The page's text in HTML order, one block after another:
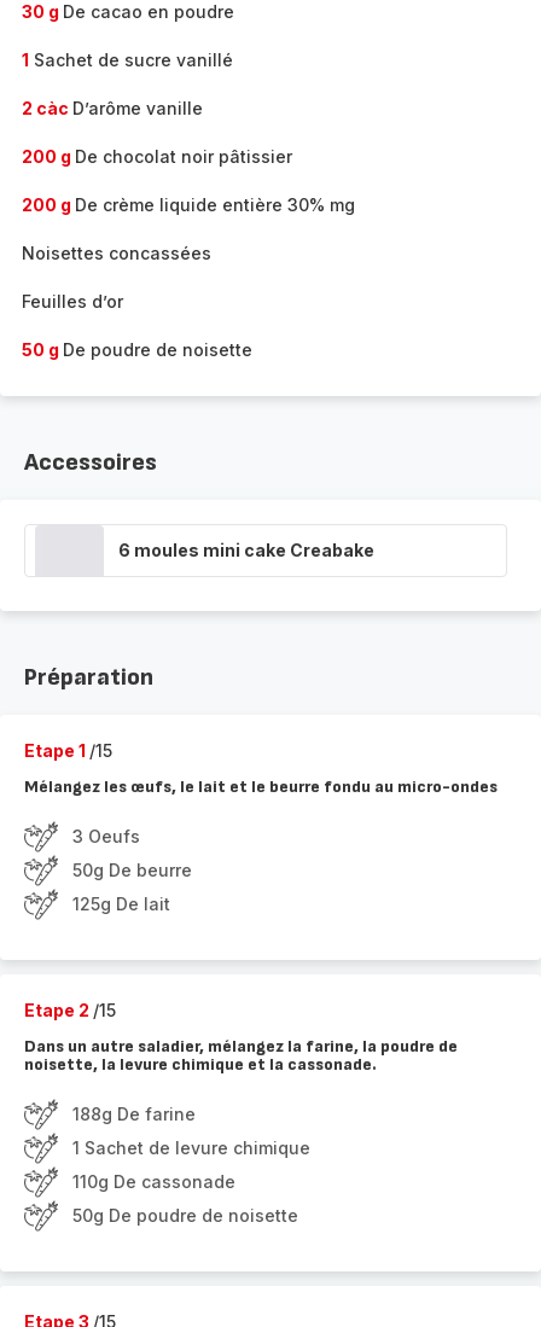
30 g De cacao en poudre
1 Sachet de sucre vanillé
2 càc D’arôme vanille
200 g De chocolat noir pâtissier
200 g De crème liquide entière 30% mg
Noisettes concassées
Feuilles d’or
50 g De poudre de noisette
Accessoires
6 moules mini cake Creabake
Préparation
Etape 1 /15
Mélangez les œufs, le lait et le beurre fondu au micro-ondes
3 Oeufs
50g De beurre
125g De lait
Etape 2 /15
Dans un autre saladier, mélangez la farine, la poudre de
noisette, la levure chimique et la cassonade.
188g De farine
1 Sachet de levure chimique
110g De cassonade
50g De poudre de noisette
Etape 3 /15